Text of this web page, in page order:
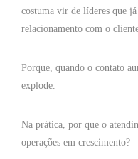
costuma vir de líderes que
relacionamento com o
Porque, quando o contato
explode.
Na prática, por que o
operações em crescimento?